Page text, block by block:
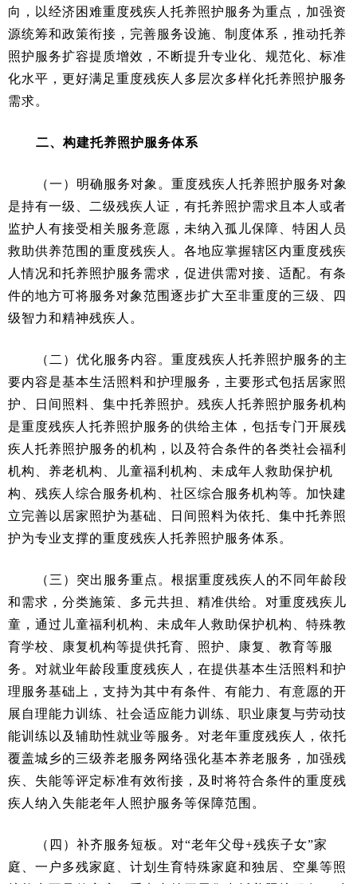
向，以经济困难重度残疾人托养照护服务为重点，加强资
源统筹和政策衔接，完善服务设施、制度体系，推动托养
照护服务扩容提质增效，不断提升专业化、规范化、标准
化水平，更好满足重度残疾人多层次多样化托养照护服务
需求。
二、构建托养照护服务体系
（一）明确服务对象。重度残疾人托养照护服务对象
是持有一级、二级残疾人证，有托养照护需求且本人或者
监护人有接受相关服务意愿，未纳入孤儿保障、特困人员
救助供养范围的重度残疾人。各地应掌握辖区内重度残疾
人情况和托养照护服务需求，促进供需对接、适配。有条
件的地方可将服务对象范围逐步扩大至非重度的三级、四
级智力和精神残疾人。
（二）优化服务内容。重度残疾人托养照护服务的主
要内容是基本生活照料和护理服务，主要形式包括居家照
护、日间照料、集中托养照护。残疾人托养照护服务机构
是重度残疾人托养照护服务的供给主体，包括专门开展残
疾人托养照护服务的机构，以及符合条件的各类社会福利
机构、养老机构、儿童福利机构、未成年人救助保护机
构、残疾人综合服务机构、社区综合服务机构等。加快建
立完善以居家照护为基础、日间照料为依托、集中托养照
护为专业支撑的重度残疾人托养照护服务体系。
（三）突出服务重点。根据重度残疾人的不同年龄段
和需求，分类施策、多元共担、精准供给。对重度残疾儿
童，通过儿童福利机构、未成年人救助保护机构、特殊教
育学校、康复机构等提供托育、照护、康复、教育等服
务。对就业年龄段重度残疾人，在提供基本生活照料和护
理服务基础上，支持为其中有条件、有能力、有意愿的开
展自理能力训练、社会适应能力训练、职业康复与劳动技
能训练以及辅助性就业等服务。对老年重度残疾人，依托
覆盖城乡的三级养老服务网络强化基本养老服务，加强残
疾、失能等评定标准有效衔接，及时将符合条件的重度残
疾人纳入失能老年人照护服务等保障范围。
（四）补齐服务短板。对“老年父母+残疾子女”家
庭、一户多残家庭、计划生育特殊家庭和独居、空巢等照